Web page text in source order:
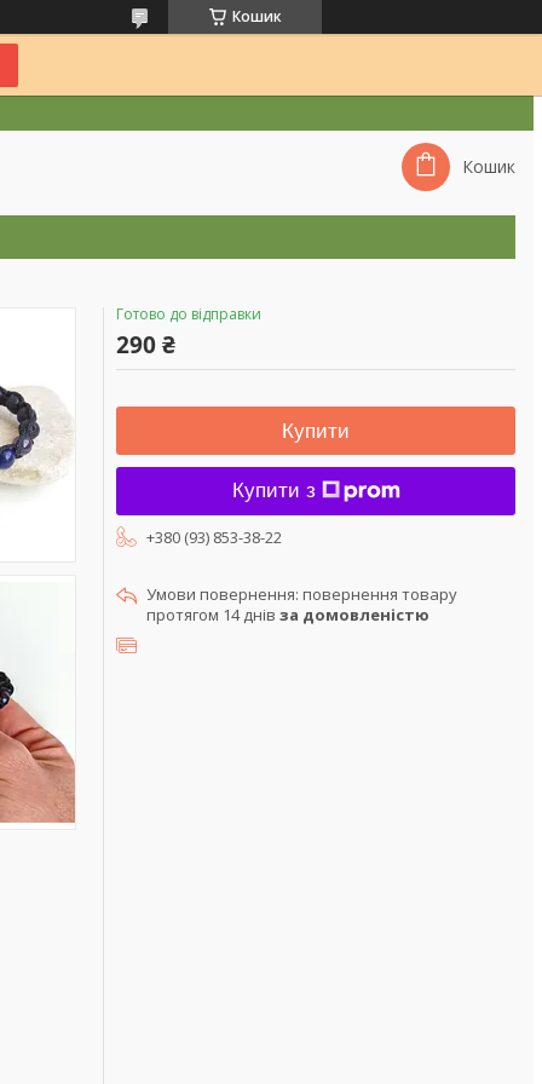
Кошик
Кошик
Готово до відправки
290 ₴
Купити
Купити з
+380 (93) 853-38-22
повернення товару
протягом 14 днів за домовленістю